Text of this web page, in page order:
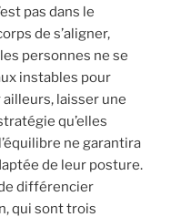
pas dans le
de s’aligner,
personnes ne se
instables pour
ailleurs, laisser une
qu’elles
ne garantira
de leur posture.
différencier
qui sont trois